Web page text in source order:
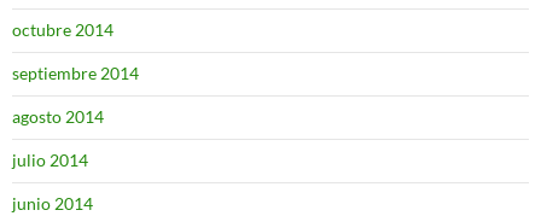
octubre 2014
septiembre 2014
agosto 2014
julio 2014
junio 2014